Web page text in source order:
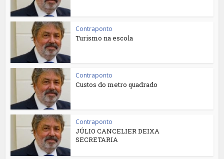
Contraponto
Turismo na escola
Contraponto
Custos do metro quadrado
Contraponto
JÚLIO CANCELIER DEIXA
SECRETARIA